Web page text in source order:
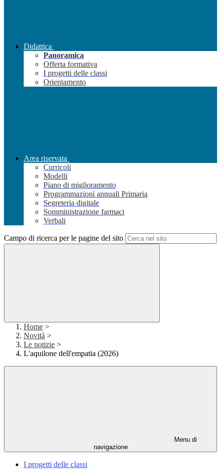
Didattica
Panoramica
Offerta formativa
I progetti delle classi
Orientamento
Area riservata
Curricoli
Modelli
Piano di miglioramento
Programmazioni annuali Primaria
Segreteria digitale
Somministrazione farmaci
Verbali
Campo di ricerca per le pagine del sito
Home >
Novità >
Le notizie >
L'aquilone dell'empatia (2026)
Menu di
navigazione
I progetti delle classi